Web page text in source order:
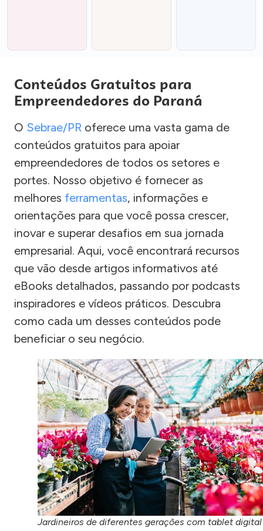
Conteúdos Gratuitos para
Empreendedores do Paraná
O Sebrae/PR oferece uma vasta gama de
conteúdos gratuitos para apoiar
empreendedores de todos os setores e
portes. Nosso objetivo é fornecer as
melhores ferramentas, informações e
orientações para que você possa crescer,
inovar e superar desafios em sua jornada
empresarial. Aqui, você encontrará recursos
que vão desde artigos informativos até
eBooks detalhados, passando por podcasts
inspiradores e vídeos práticos. Descubra
como cada um desses conteúdos pode
beneficiar o seu negócio.
Jardineiros de diferentes gerações com tablet digital